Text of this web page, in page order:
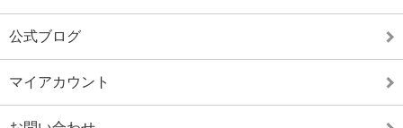
公式ブログ
マイアカウント